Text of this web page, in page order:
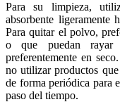
Para su limpieza,
absorbente ligeramente
Para quitar el polvo,
o que puedan rayar
preferentemente en
no utilizar productos
de forma periódica para
paso del tiempo.